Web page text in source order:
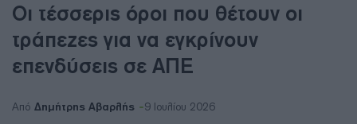
Οι τέσσερις όροι που θέτουν οι
τράπεζες για να εγκρίνουν
επενδύσεις σε ΑΠΕ
Από Δημήτρης Αβαρλής 9 Ιουλίου 2026